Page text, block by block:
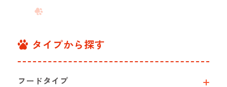
タイプから探す
フードタイプ